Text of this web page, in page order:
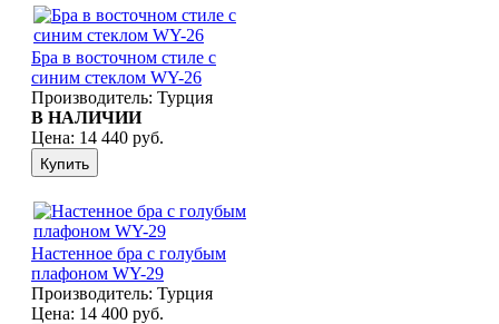
Бра в восточном стиле с
синим стеклом WY-26
Производитель: Турция
В НАЛИЧИИ
Цена: 14 440 руб.
Настенное бра с голубым
плафоном WY-29
Производитель: Турция
Цена: 14 400 руб.